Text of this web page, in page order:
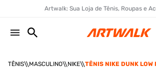
Artwalk: Sua Loja de Tênis, Roupas e
TÊNIS MASCULINO NIKE TÊNIS NIKE DUNK LOW